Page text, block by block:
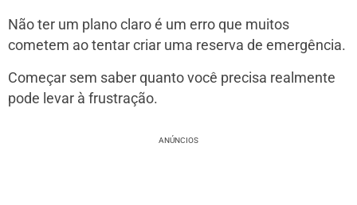
Não ter um plano claro é um erro que muitos
cometem ao tentar criar uma reserva de emergência.
Começar sem saber quanto você precisa realmente
pode levar à frustração.
ANÚNCIOS